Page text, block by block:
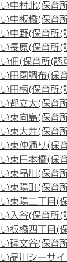
中村北(保育
中板橋(保育
中野(保育所(
長原(保育所(
佃(保育所(認
田園調布(保
田柄(保育所(
都立大(保育
東向島(保育
東大井(保育
東仲通り(保
東日本橋(保
東品川(保育
東陽町(保育
東陽二丁目(
入谷(保育所(
板橋四丁目(
碑文谷(保育
品川シーサ